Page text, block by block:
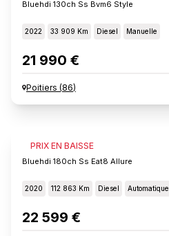
Bluehdi 130ch Ss Bvm6 Style
2022 33 909 Km Diesel Manuelle
21 990 €
Poitiers (86)
PRIX EN BAISSE
PEUGEOT 5008
Bluehdi 180ch Ss Eat8 Allure
2020 112 863 Km Diesel Automatique
22 599 €